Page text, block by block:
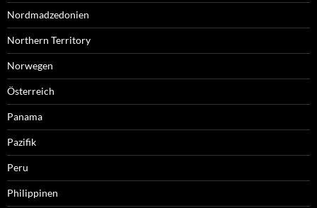
Nordmadzedonien
Northern Territory
Norwegen
Österreich
Panama
Pazifik
Peru
Philippinen